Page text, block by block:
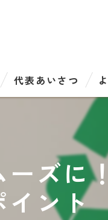
代表あいさつ
ズに
イント